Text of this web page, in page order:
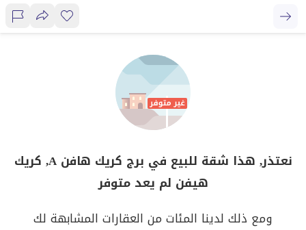
نعتذر, هذا شقة للبيع في برج كريك هافن A, كريك
هيفن لم يعد متوفر
ومع ذلك لدينا المئات من العقارات المشابهة لك